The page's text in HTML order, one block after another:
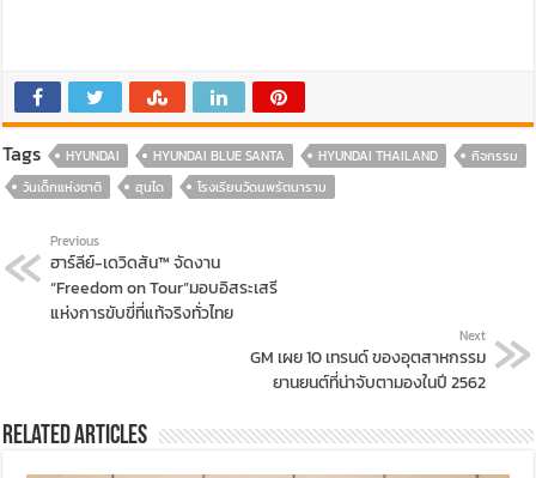
Tags HYUNDAI HYUNDAI BLUE SANTA HYUNDAI THAILAND
กิจกรรม
วันเด็กแห่งชาติ
ฮุนได โรงเรียนวัดนพรัตนาราม
Previous
ฮาร์ลีย์-เดวิดสัน™ จัดงาน
“Freedom on Tour”มอบอิสระเสรี
แห่งการขับขี่ที่แท้จริงทั่วไทย
Next
GM เผย 10 เทรนด์ ของอุตสาหกรรม
ยานยนต์ที่น่าจับตามองในปี 2562
Related Articles